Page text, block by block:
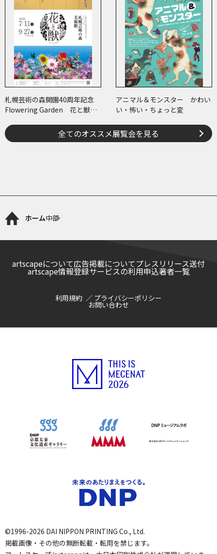
札幌芸術の森開園40周年記念
Flowering Garden 花と獣
アニマル＆モンスター かわい
い・怖い・ちょっと変
全てのオススメ展覧会を見る
ホーム中部
artscapeについて広告掲載についてプレスリリース送付
artscape情報登録サービスの利用申込著者一覧
利用規約 プライバシーポリシー
お問い合わせ
©1996-2026 DAI NIPPON PRINTING Co., Ltd.
掲載画像・その他の無断転載・転用を禁じます。